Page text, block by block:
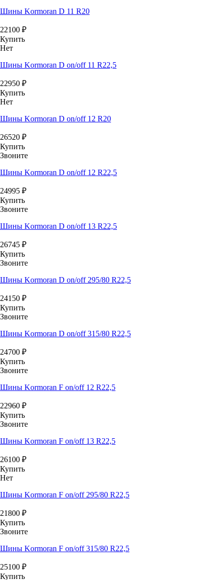
Шины Kormoran D 11 R20
22100 ₽
Купить
Нет
Шины Kormoran D on/off 11 R22,5
22950 ₽
Купить
Нет
Шины Kormoran D on/off 12 R20
26520 ₽
Купить
Звоните
Шины Kormoran D on/off 12 R22,5
24995 ₽
Купить
Звоните
Шины Kormoran D on/off 13 R22,5
26745 ₽
Купить
Звоните
Шины Kormoran D on/off 295/80 R22,5
24150 ₽
Купить
Звоните
Шины Kormoran D on/off 315/80 R22,5
24700 ₽
Купить
Звоните
Шины Kormoran F on/off 12 R22,5
22960 ₽
Купить
Звоните
Шины Kormoran F on/off 13 R22,5
26100 ₽
Купить
Нет
Шины Kormoran F on/off 295/80 R22,5
21800 ₽
Купить
Звоните
Шины Kormoran F on/off 315/80 R22,5
25100 ₽
Купить